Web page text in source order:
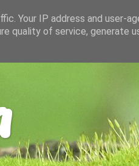
Your IP address and user-
quality of service, generate